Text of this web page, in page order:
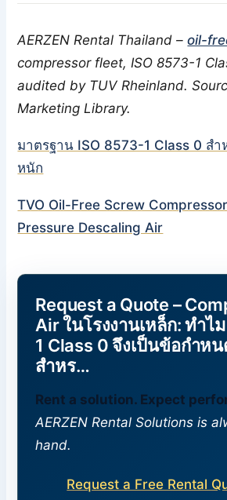
AERZEN Rental Thailand –oil-
compressor fleet, ISO 8573-1
audited by TUV Rheinland.
Marketing Library.
มาตรฐาน ISO 8573-1 Class 0 สำ
หนัก
TVO Oil-Free Screw
Pressure Descaling Air
Request a Quote –
Air ในโรงงานเหล็ก: ทำไ
1 Class 0 จึงเป็นข้อกำห
สำหร…
Rent a solution. Expect
AERZEN Rental Solutions is
hand.
Request a Free Rental